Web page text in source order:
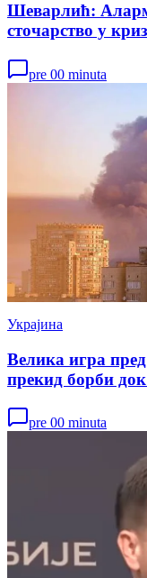
Шеварлић: Аларм
сточарство у
pre 00 minuta
Украјина
Велика игра
прекид борби
pre 00 minuta